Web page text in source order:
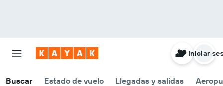
Buscar Estado de vuelo Llegadas y salidas
Iniciar